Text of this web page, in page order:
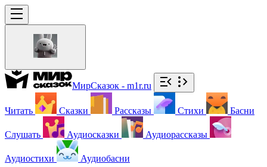
МирСказок - m1r.ru
Читать Сказки Рассказы Стихи Басни
Слушать Аудиосказки Аудиорассказы
Аудиостихи Аудиобасни